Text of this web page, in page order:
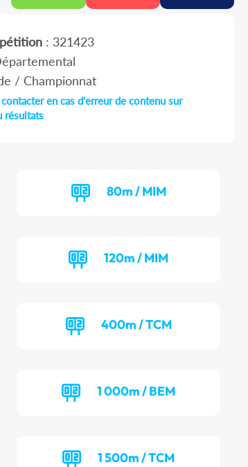
: 321423
/ Championnat
en cas d'erreur de contenu sur
résultats
80m / MIM
120m / MIM
400m / TCM
1 000m / BEM
1 500m / TCM